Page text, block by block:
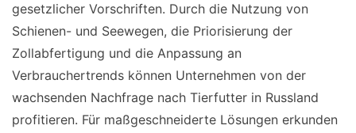
gesetzlicher Vorschriften. Durch die Nutzung von
Schienen- und Seewegen, die Priorisierung der
Zollabfertigung und die Anpassung an
Verbrauchertrends können Unternehmen von der
wachsenden Nachfrage nach Tierfutter in Russland
profitieren. Für maßgeschneiderte Lösungen erkunden